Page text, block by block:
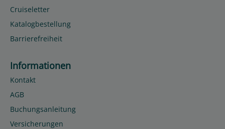
Cruiseletter
Katalogbestellung
Barrierefreiheit
Informationen
Kontakt
AGB
Buchungsanleitung
Versicherungen